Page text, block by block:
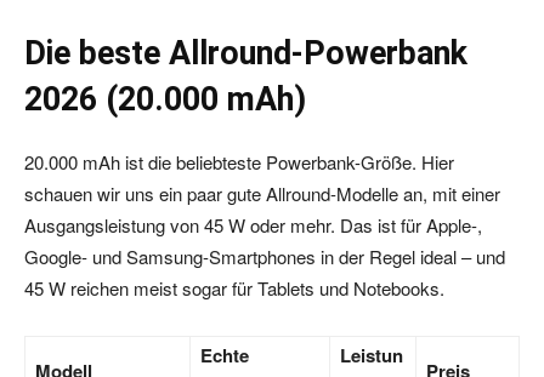
Die beste Allround-Powerbank
2026 (20.000 mAh)
20.000 mAh ist die beliebteste Powerbank-Größe. Hier
schauen wir uns ein paar gute Allround-Modelle an, mit einer
Ausgangsleistung von 45 W oder mehr. Das ist für Apple-,
Google- und Samsung-Smartphones in der Regel ideal – und
45 W reichen meist sogar für Tablets und Notebooks.
Modell
Echte
Leistun
Preis